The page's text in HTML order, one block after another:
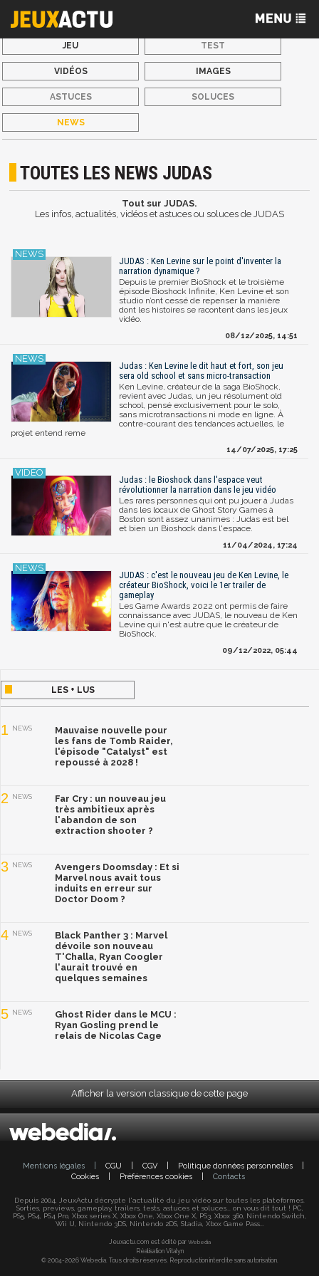
JEU TEST
VIDÉOS IMAGES
ASTUCES SOLUCES
NEWS
TOUTES LES NEWS JUDAS
Tout sur JUDAS.
Les infos, actualités, vidéos et astuces ou soluces de JUDAS
JUDAS : Ken Levine sur le point d'inventer la
narration dynamique ?
Depuis le premier BioShock et le troisième
épisode Bioshock Infinite, Ken Levine et son
studio n’ont cessé de repenser la manière
dont les histoires se racontent dans les jeux
vidéo.
08/12/2025, 14:51
Judas : Ken Levine le dit haut et fort, son jeu
sera old school et sans micro-transaction
Ken Levine, créateur de la saga BioShock,
revient avec Judas, un jeu résolument old
school, pensé exclusivement pour le solo,
sans microtransactions ni mode en ligne. À
contre-courant des tendances actuelles, le
projet entend reme
14/07/2025, 17:25
Judas : le Bioshock dans l'espace veut
révolutionner la narration dans le jeu vidéo
Les rares personnes qui ont pu jouer à Judas
dans les locaux de Ghost Story Games à
Boston sont assez unanimes : Judas est bel
et bien un Bioshock dans l'espace.
11/04/2024, 17:24
JUDAS : c'est le nouveau jeu de Ken Levine, le
créateur BioShock, voici le 1er trailer de
gameplay
Les Game Awards 2022 ont permis de faire
connaissance avec JUDAS, le nouveau de Ken
Levine qui n'est autre que le créateur de
BioShock.
09/12/2022, 05:44
LES + LUS
1 NEWS
Mauvaise nouvelle pour
les fans de Tomb Raider,
l'épisode "Catalyst" est
repoussé à 2028 !
2 NEWS
Far Cry : un nouveau jeu
très ambitieux après
l'abandon de son
extraction shooter ?
3 NEWS
Avengers Doomsday : Et si
Marvel nous avait tous
induits en erreur sur
Doctor Doom ?
4 NEWS
Black Panther 3 : Marvel
dévoile son nouveau
T'Challa, Ryan Coogler
l'aurait trouvé en
quelques semaines
5 NEWS
Ghost Rider dans le MCU :
Ryan Gosling prend le
relais de Nicolas Cage
Afficher la version classique de cette page
Mentions légales CGU CGV Politique données personnelles
Cookies
Préférences cookies Contacts
Depuis 2004, JeuxActu décrypte l'actualité du jeu vidéo sur toutes les plateformes.
Sorties, previews, gameplay, trailers, tests, astuces et soluces... on vous dit tout ! PC,
PS5, PS4, PS4 Pro, Xbox series X, Xbox One, Xbox One X, PS3, Xbox 360, Nintendo Switch,
Wii U, Nintendo 3DS, Nintendo 2DS, Stadia, Xbox Game Pass...
Jeuxactu.com est édité par Webedia
Réalisation Vitalyn
© 2004-2026 Webedia. Tous droits réservés. Reproduction interdite sans autorisation.